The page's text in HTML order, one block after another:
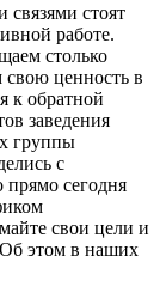
связями стоят
работе.
столько
ценность в
к обратной
заведения
группы
с
прямо сегодня
свои цели и
Об этом в наших